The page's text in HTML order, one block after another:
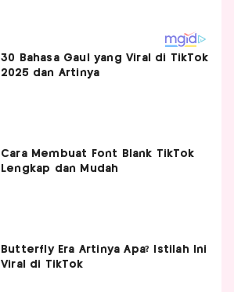
30 Bahasa Gaul yang Viral di TikTok
2025 dan Artinya
Cara Membuat Font Blank TikTok
Lengkap dan Mudah
Butterfly Era Artinya Apa? Istilah Ini
Viral di TikTok